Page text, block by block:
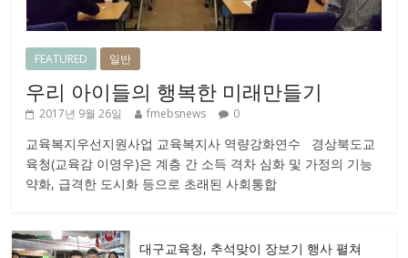
FEATURED 일반
우리 아이들의 행복한 미래만들기
2017년 9월 26일 fmebsnews 0
교육복지우선지원사업 교육복지사 역량강화연수 경상북도교
육청(교육감 이영우)은 계층 간 소득 격차 심화 및 가정의 기능
약화, 급격한 도시화 등으로 초래된 사회통합
대구교육청, 추석맞이 장보기 행사 펼쳐